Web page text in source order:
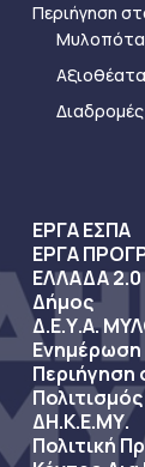
Περιήγηση
Αξιοθέατα
Διαδρομές
ΕΡΓΑ ΕΣΠΑ
ΕΡΓΑ
ΕΛΛΑΔΑ 2.0
Δήμος
Δ.Ε.Υ.Α.
Ενημέρωση
Περιήγηση
Πολιτισμός
ΔΗ.Κ.Ε.ΜΥ.
Πολιτική